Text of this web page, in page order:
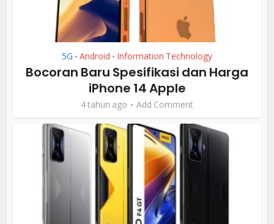
5G • Android • Information Technology
Bocoran Baru Spesifikasi dan Harga
iPhone 14 Apple
4 tahun ago Add Comment